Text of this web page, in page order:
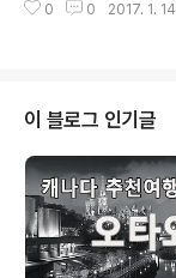
독!! 여러분들의 소중한
때문에무료 셔틀버스 서
더불어 추가 할인 10%
0 0 2017. 1.
이 블로그 인기글